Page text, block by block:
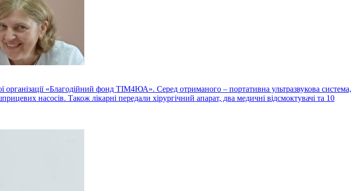
«Благодійний фонд ТІМ4ЮА». Серед отриманого – портативна ультразвукова система,
насосів. Також лікарні передали хірургічний апарат, два медичні відсмоктувачі та 10